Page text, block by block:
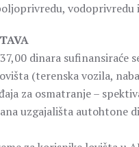
vodoprivredu
dinara sufinansiraće
(terenska vozila,
za osmatranje –
uzgajališta autohtone